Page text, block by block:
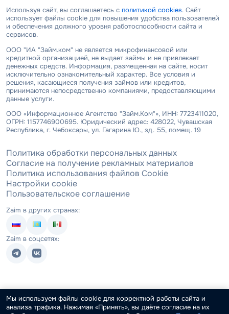
Используя сайт, вы соглашаетесь с политикой cookies. Сайт
использует файлы cookie для повышения удобства пользователей
и обеспечения должного уровня работоспособности сайта и
сервисов.
ООО "ИА "Займ.ком" не является микрофинансовой или
кредитной организацией, не выдает займы и не привлекает
денежных средств. Информация, размещенная на сайте, носит
исключительно ознакомительный характер. Все условия и
решения, касающиеся получения займов или кредитов,
принимаются непосредственно компаниями, предоставляющими
данные услуги.
ООО «Информационное Агентство "Займ.Ком"», ИНН: 7723411020,
ОГРН: 1157746900695. Юридический адрес: 428022, Чувашская
Республика, г. Чебоксары, ул. Гагарина Ю., зд. 55, помещ. 19
Политика обработки персональных данных
Согласие на получение рекламных материалов
Политика использования файлов Cookie
Настройки cookie
Пользовательское соглашение
Zaim в других странах:
Zaim в соцсетях:
Мы используем файлы cookie для корректной работы сайта и
анализа трафика. Нажимая «Принять», вы даёте согласие на их